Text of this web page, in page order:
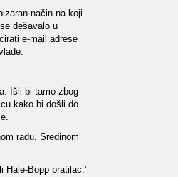
način na koji
dešavalo u
e-mail adrese
Išli bi tamo zbog
kako bi došli do
radu. Sredinom
Bopp pratilac.’